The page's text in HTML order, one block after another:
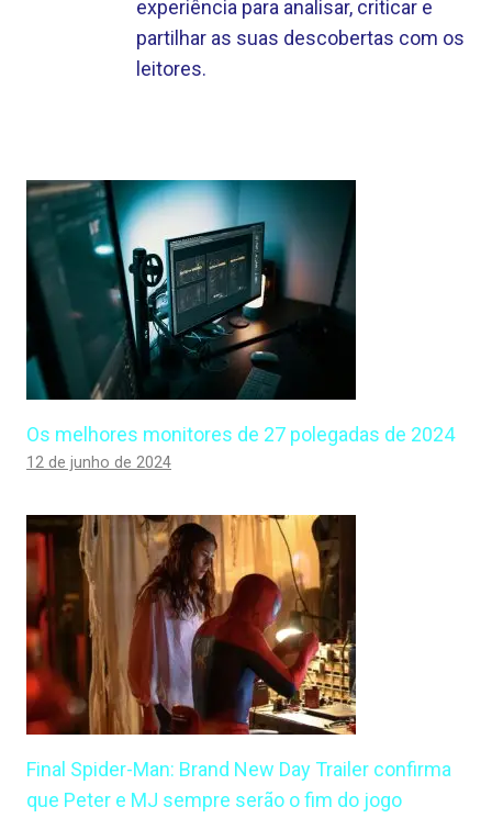
experiência para analisar, criticar e
partilhar as suas descobertas com os
leitores.
Os melhores monitores de 27 polegadas de 2024
12 de junho de 2024
Final Spider-Man: Brand New Day Trailer confirma
que Peter e MJ sempre serão o fim do jogo